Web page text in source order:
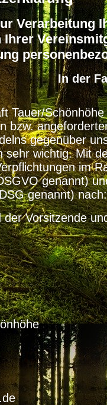
Verarbeitung
Ihrer
In der
Tauer/
bzw.
gegenüber
sehr wichtig. Mit
im
genannt)
genannt) nach:
Vorsitzende
5